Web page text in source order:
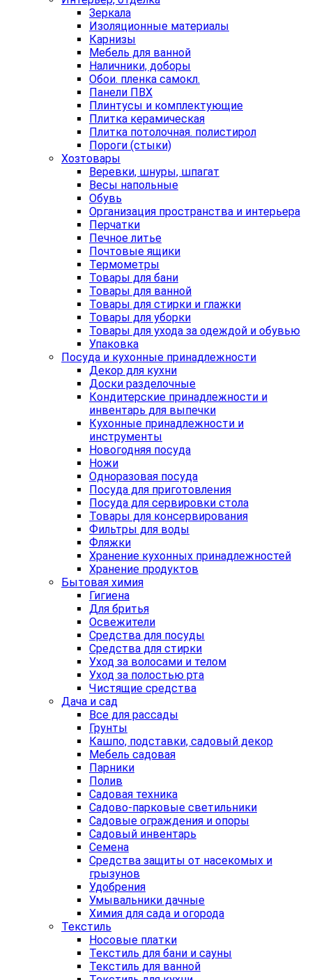
Зеркала
Изоляционные материалы
Карнизы
Мебель для ванной
Наличники, доборы
Обои. пленка самокл.
Панели ПВХ
Плинтусы и комплектующие
Плитка керамическая
Плитка потолочная. полистирол
Пороги (стыки)
Хозтовары
Веревки, шнуры, шпагат
Весы напольные
Обувь
Организация пространства и интерьера
Перчатки
Печное литье
Почтовые ящики
Термометры
Товары для бани
Товары для ванной
Товары для стирки и глажки
Товары для уборки
Товары для ухода за одеждой и обувью
Упаковка
Посуда и кухонные принадлежности
Декор для кухни
Доски разделочные
Кондитерские принадлежности и
инвентарь для выпечки
Кухонные принадлежности и
инструменты
Новогодняя посуда
Ножи
Одноразовая посуда
Посуда для приготовления
Посуда для сервировки стола
Товары для консервирования
Фильтры для воды
Фляжки
Хранение кухонных принадлежностей
Хранение продуктов
Бытовая химия
Гигиена
Для бритья
Освежители
Средства для посуды
Средства для стирки
Уход за волосами и телом
Уход за полостью рта
Чистящие средства
Дача и сад
Все для рассады
Грунты
Кашпо, подставки, садовый декор
Мебель садовая
Парники
Полив
Садовая техника
Садово-парковые светильники
Садовые ограждения и опоры
Садовый инвентарь
Семена
Средства защиты от насекомых и
грызунов
Удобрения
Умывальники дачные
Химия для сада и огорода
Текстиль
Носовые платки
Текстиль для бани и сауны
Текстиль для ванной